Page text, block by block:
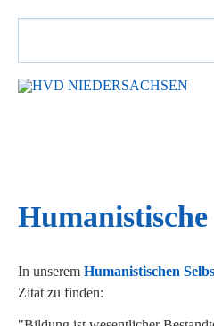
SUCHBEGRIFFE
In unserem Humanistischen
Zitat zu finden: